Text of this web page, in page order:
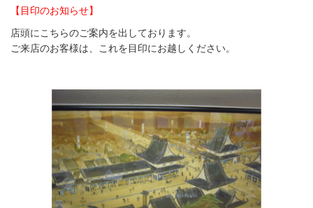
【目印のお知らせ】
店頭にこちらのご案内を出しております。
ご来店のお客様は、これを目印にお越しください。